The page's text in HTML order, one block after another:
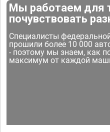
Мы работаем для
почувствовать
Специалисты
прошили более 10 000
- поэтому мы знаем, как
максимум от каждой